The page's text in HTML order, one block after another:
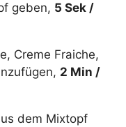
geben, 5 Sek /
Creme Fraiche,
2 Min /
dem Mixtopf